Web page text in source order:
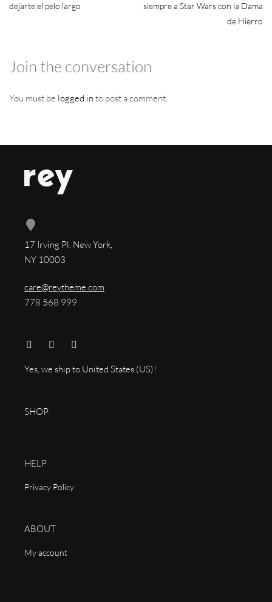
dejarte el pelo largo
siempre a Star Wars con la Dama
de Hierro
Join the conversation
You must be logged in to post a comment.
17 Irving Pl, New York,
NY 10003
care@reytheme.com
778 568 999
Yes, we ship to United States (US)!
SHOP
HELP
Privacy Policy
ABOUT
My account